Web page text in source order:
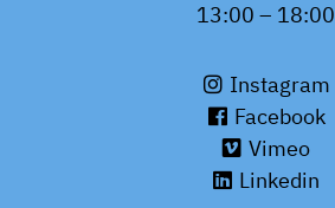
13:00 – 18:00
Instagram
Facebook
Vimeo
Linkedin